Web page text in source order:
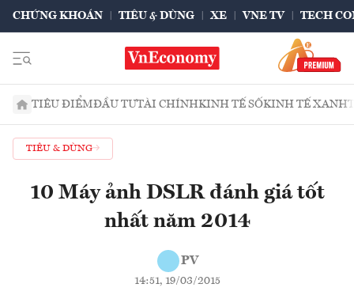
CHỨNG KHOÁN TIÊU & DÙNG XE VNE TV TECH
TIÊU ĐIỂMĐẦU TƯTÀI CHÍNHKINH TẾ SỐKINH TẾ XANH
TIÊU & DÙNG
10 Máy ảnh DSLR đánh giá tốt
nhất năm 2014
PV
14:51, 19/03/2015